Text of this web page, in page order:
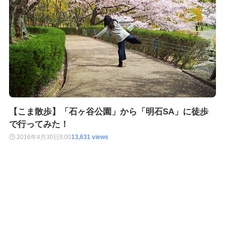
【こま散歩】「石ヶ谷公園」から「明石SA」に徒歩
で行ってみた！
2016年4月30日 9:0013,631 views